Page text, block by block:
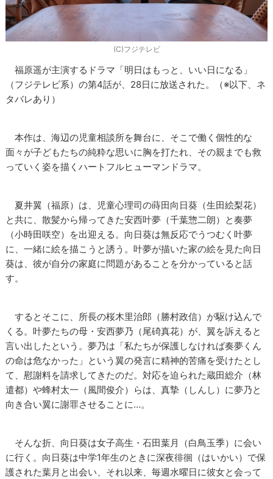
(C)フジテレビ
福原遥が主演するドラマ「明日はもっと、いい日になる」
（フジテレビ系）の第4話が、28日に放送された。（※以下、ネ
タバレあり）
本作は、海辺の児童相談所を舞台に、そこで働く個性的な
面々が子どもたちの純粋な思いに胸を打たれ、その親までも救
っていく姿を描くハートフルヒューマンドラマ。
夏井翼（福原）は、児童心理司の蒔田向日葵（生田絵梨花）
と共に、散髪から帰ってきた安西叶夢（千葉惣二朗）と奏夢
（小時田咲空）を出迎える。向日葵は無反応でうつむく叶夢
に、一緒に絵を描こうと誘う。叶夢が描いた家の絵を見た向日
葵は、彼が自分の家庭に問題があることを分かっていると話
す。
するとそこに、所長の桜木里治郎（勝村政信）が駆け込んで
くる。叶夢たちの母・安西夢乃（尾碕真花）が、翼を訴えると
言い出したという。夢乃は「私たちが保護しなければ奏夢くん
の命は危なかった」という翼の発言に精神的苦痛を受けたとし
て、慰謝料を請求してきたのだ。対応を迫られた蔵田総介（林
遣都）や蜂村太一（風間俊介）らは、真摯（しんし）に夢乃と
向き合い翼に謝罪させることに…。
そんな折、向日葵は女子高生・石田葉月（白鳥玉季）に会い
に行く。向日葵は中学1年生のときに深夜徘徊（はいかい）で保
護された葉月と出会い、それ以来、毎週水曜日に彼女と会って